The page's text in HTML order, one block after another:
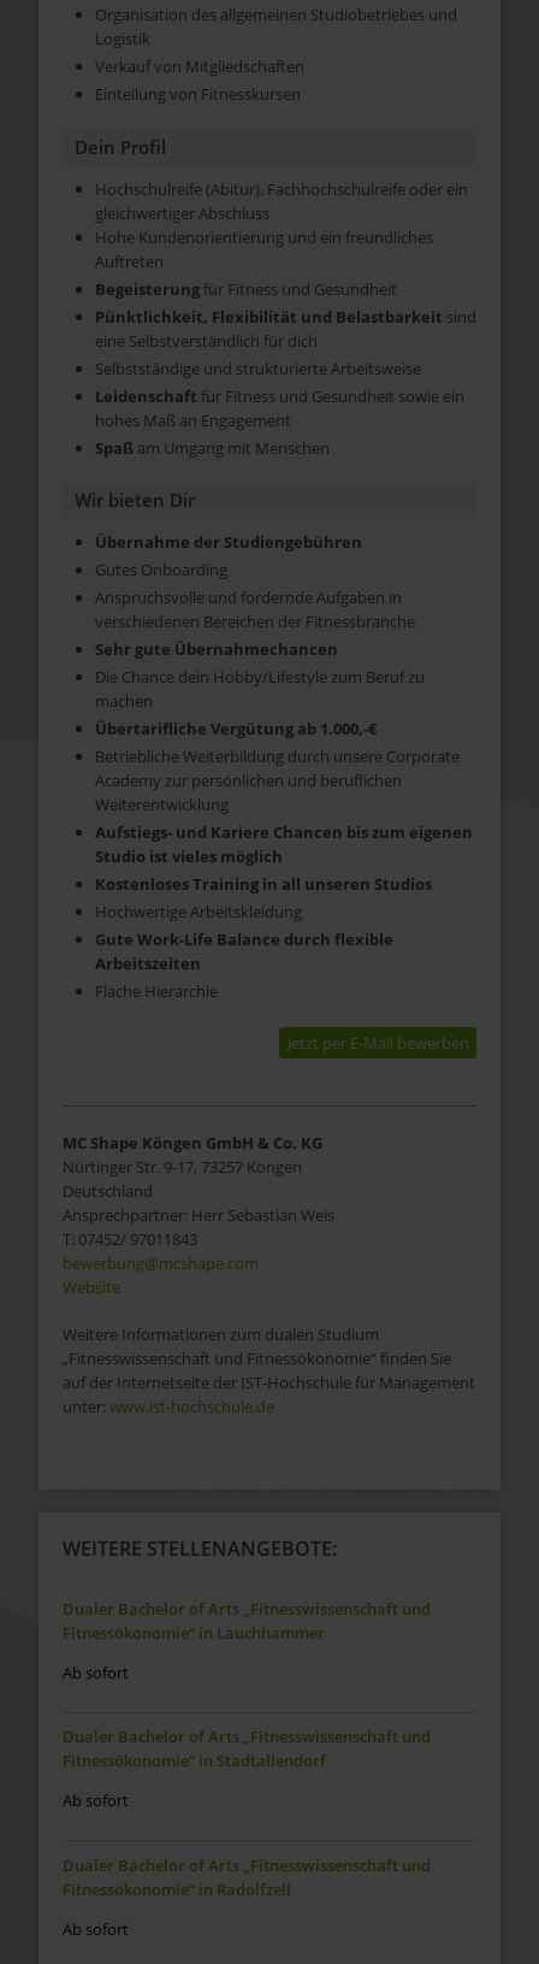
Organisation des allgemeinen Studiobetriebes und
Logistik
Verkauf von Mitgliedschaften
Einteilung von Fitnesskursen
Dein Profil
Hochschulreife (Abitur), Fachhochschulreife oder ein
gleichwertiger Abschluss
Hohe Kundenorientierung und ein freundliches
Auftreten
Begeisterungfür Fitness und Gesundheit
Pünktlichkeit, Flexibilität und Belastbarkeit sind
eine Selbstverständlich für dich
Selbstständige und strukturierte Arbeitsweise
Leidenschaft für Fitness und Gesundheit sowie ein
hohes Maß an Engagement
Spaß am Umgang mit Menschen
Wir bieten Dir
Übernahme der Studiengebühren
Gutes Onboarding
Anspruchsvolle und fordernde Aufgaben in
verschiedenen Bereichen der Fitnessbranche
Sehr gute Übernahmechancen
Die Chance dein Hobby/Lifestyle zum Beruf zu
machen
Übertarifliche Vergütung ab 1.000,-€
Betriebliche Weiterbildung durch unsere Corporate
Academy zur persönlichen und beruflichen
Weiterentwicklung
Aufstiegs- und Kariere Chancen bis zum eigenen
Studio ist vieles möglich
Kostenloses Training in all unseren Studios
Hochwertige Arbeitskleidung
Gute Work-Life Balance durch flexible
Arbeitszeiten
Flache Hierarchie
Jetzt per E-Mail bewerben
MC Shape Köngen GmbH & Co. KG
Nürtinger Str. 9-17, 73257 Köngen
Deutschland
Ansprechpartner: Herr Sebastian Weis
T: 07452/ 97011843
bewerbung@mcshape.com
Website
Weitere Informationen zum dualen Studium
„Fitnesswissenschaft und Fitnessökonomie“ finden Sie
auf der Internetseite der IST-Hochschule für Management
unter: www.ist-hochschule.de
WEITERE STELLENANGEBOTE:
Dualer Bachelor of Arts „Fitnesswissenschaft und
Fitnessökonomie“ in Lauchhammer
Ab sofort
Dualer Bachelor of Arts „Fitnesswissenschaft und
Fitnessökonomie“ in Stadtallendorf
Ab sofort
Dualer Bachelor of Arts „Fitnesswissenschaft und
Fitnessökonomie“ in Radolfzell
Ab sofort